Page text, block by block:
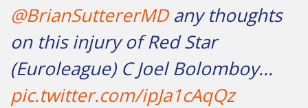
@BrianSuttererMDany thoughts
on this injury of Red Star
(Euroleague) C Joel Bolomboy...
pic.twitter.com/ipJa1cAqQz